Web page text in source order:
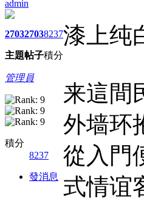
admin
2703
主題
2703
帖子
8237
積分
管理員
積分
8237
發消息
漆上纯
来這間
外墙环
從入門
式情谊